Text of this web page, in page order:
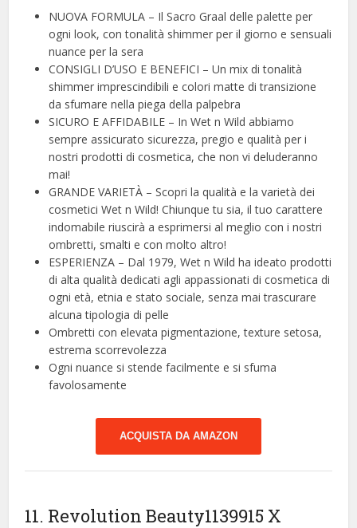
NUOVA FORMULA – Il Sacro Graal delle palette per
ogni look, con tonalità shimmer per il giorno e sensuali
nuance per la sera
CONSIGLI D’USO E BENEFICI – Un mix di tonalità
shimmer imprescindibili e colori matte di transizione
da sfumare nella piega della palpebra
SICURO E AFFIDABILE – In Wet n Wild abbiamo
sempre assicurato sicurezza, pregio e qualità per i
nostri prodotti di cosmetica, che non vi deluderanno
mai!
GRANDE VARIETÀ – Scopri la qualità e la varietà dei
cosmetici Wet n Wild! Chiunque tu sia, il tuo carattere
indomabile riuscirà a esprimersi al meglio con i nostri
ombretti, smalti e con molto altro!
ESPERIENZA – Dal 1979, Wet n Wild ha ideato prodotti
di alta qualità dedicati agli appassionati di cosmetica di
ogni età, etnia e stato sociale, senza mai trascurare
alcuna tipologia di pelle
Ombretti con elevata pigmentazione, texture setosa,
estrema scorrevolezza
Ogni nuance si stende facilmente e si sfuma
favolosamente
ACQUISTA DA AMAZON
11. Revolution Beauty1139915 X